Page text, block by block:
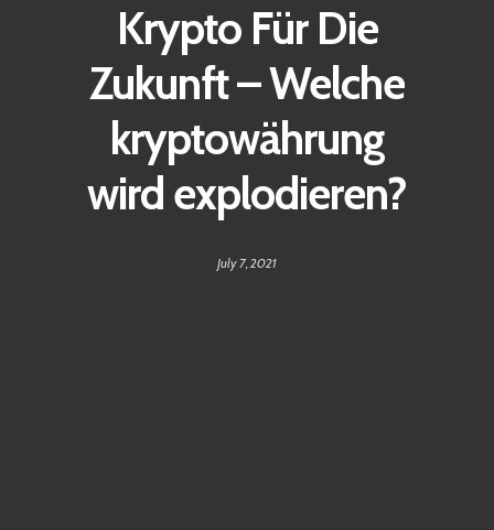
Krypto Für Die
Zukunft – Welche
kryptowährung
wird explodieren?
July 7, 2021